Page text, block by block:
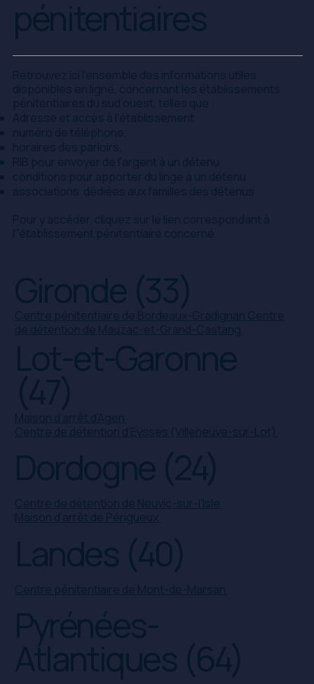
Gironde (33)
Centre pénitentiaire de Bordeaux-Gradignan Centre
de détention de Mauzac-et-Grand-Castang
Lot-et-Garonne
(47)
Maison d’arrêt d’Agen
Centre de détention d’Eysses (Villeneuve-sur-Lot)
Dordogne (24)
Centre de détention de Neuvic-sur-l’Isle
Maison d’arrêt de Périgueux
Landes (40)
Centre pénitentiaire de Mont-de-Marsan
Pyrénées-
Atlantiques (64)
pénitentiaires
Retrouvez ici l'ensemble des informations utiles
disponibles en ligne, concernant les établissements
pénitentiaires du sud ouest, telles que :
Adresse et accès à l'établissement
numéro de téléphone,
horaires des parloirs,
RIB pour envoyer de l'argent à un détenu
conditions pour apporter du linge à un détenu
associations dédiées aux familles des détenus
Pour y accéder, cliquez sur le lien correspondant à
l''établissement pénitentiaire concerné